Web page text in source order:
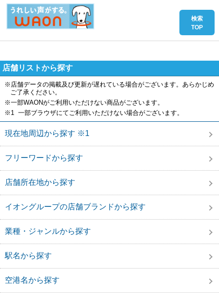
店舗リストから探す
※店舗データの掲載及び更新が遅れている場合がございます。あらかじめ
ご了承ください。
※一部WAONがご利用いただけない商品がございます。
※1 一部ブラウザにてご利用いただけない場合がございます。
現在地周辺から探す ※1
フリーワードから探す
店舗所在地から探す
イオングループの店舗ブランドから探す
業種・ジャンルから探す
駅名から探す
空港名から探す